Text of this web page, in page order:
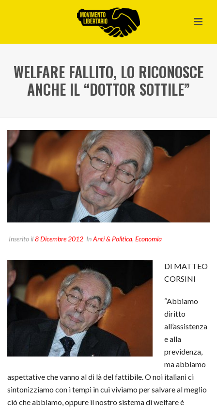
WELFARE FALLITO, LO RICONOSCE
ANCHE IL “DOTTOR SOTTILE”
Inserito il8 Dicembre 2012 InAnti & Politica, Economia
DI MATTEO
CORSINI
“Abbiamo
diritto
all’assistenza
e alla
previdenza,
ma abbiamo
aspettative che vanno al di là del fattibile. O noi italiani ci
sintonizziamo con i tempi in cui viviamo per salvare al meglio
ciò che abbiamo, oppure il nostro sistema di welfare è